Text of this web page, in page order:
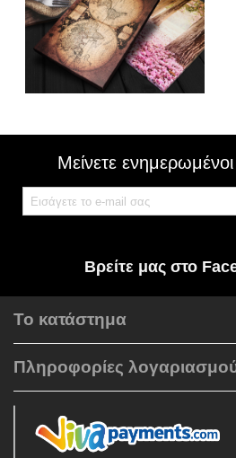
Μείνετε
Βρείτε μας στο
Το κατάστημα
Πληροφορίες